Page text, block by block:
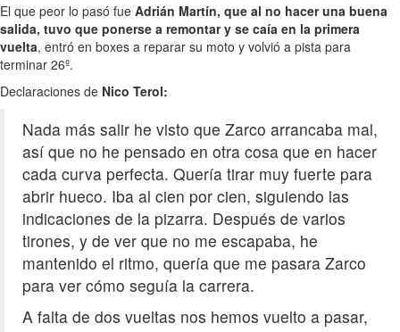
El que peor lo pasó fue Adrián Martín, que al no hacer una buena
salida, tuvo que ponerse a remontar y se caía en la primera
vuelta, entró en boxes a reparar su moto y volvió a pista para
terminar 26º.
Declaraciones de Nico Terol:
Nada más salir he visto que Zarco arrancaba mal,
así que no he pensado en otra cosa que en hacer
cada curva perfecta. Quería tirar muy fuerte para
abrir hueco. Iba al cien por cien, siguiendo las
indicaciones de la pizarra. Después de varios
tirones, y de ver que no me escapaba, he
mantenido el ritmo, quería que me pasara Zarco
para ver cómo seguía la carrera.
A falta de dos vueltas nos hemos vuelto a pasar,